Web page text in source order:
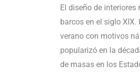
El diseño de
barcos en el siglo
verano con motivos
popularizó en la
de masas en los